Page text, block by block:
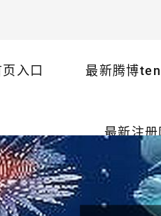
页入口 最新腾博
最新注